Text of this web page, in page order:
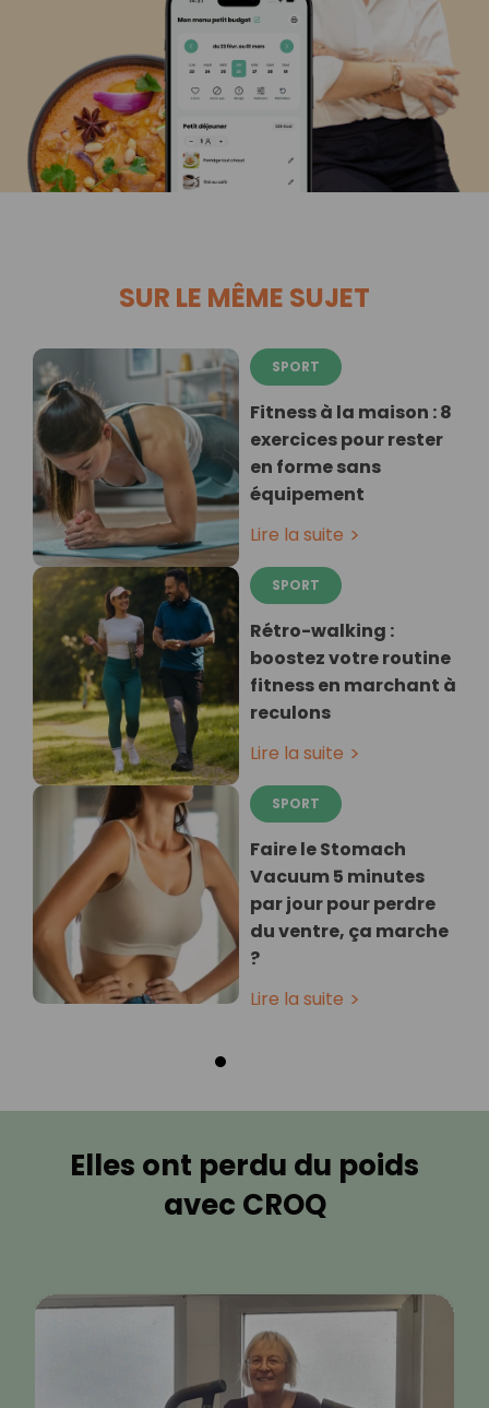
SUR LE MÊME SUJET
SPORT
Fitness à la maison : 8
exercices pour rester
en forme sans
équipement
Lire la suite
SPORT
Rétro-walking :
boostez votre routine
fitness en marchant à
reculons
Lire la suite
SPORT
Faire le Stomach
Vacuum 5 minutes
par jour pour perdre
du ventre, ça marche
?
Lire la suite
Elles ont perdu du poids
avec CROQ